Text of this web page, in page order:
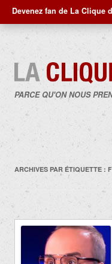
Devenez fan de La Clique
PARCE QU'ON NOUS
ARCHIVES PAR ÉTIQUETTE :